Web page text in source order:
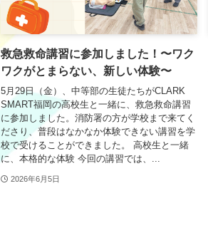
救急救命講習に参加しました！〜ワク
ワクがとまらない、新しい体験〜
5月29日（金）、中等部の生徒たちがCLARK
SMART福岡の高校生と一緒に、救急救命講習
に参加しました。消防署の方が学校まで来てく
ださり、普段はなかなか体験できない講習を学
校で受けることができました。 高校生と一緒
に、本格的な体験 今回の講習では、...
2026年6月5日